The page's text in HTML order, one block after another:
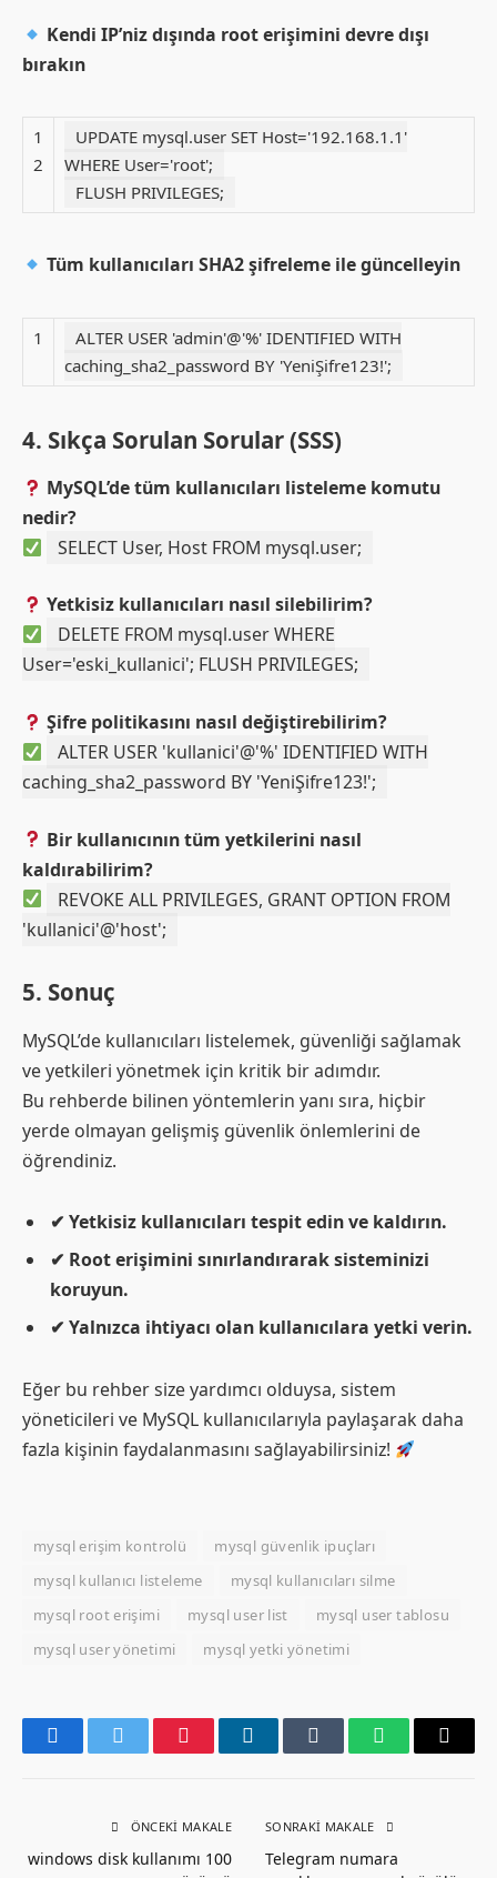
Kendi IP’niz dışında root erişimini devre dışı
bırakın
1
2
UPDATE mysql.user SET Host='192.168.1.1'
WHERE User='root';
FLUSH PRIVILEGES;
Tüm kullanıcıları SHA2 şifreleme ile güncelleyin
1
ALTER USER 'admin'@'%' IDENTIFIED WITH
caching_sha2_password BY 'YeniŞifre123!';
4. Sıkça Sorulan Sorular (SSS)
MySQL’de tüm kullanıcıları listeleme komutu
nedir?
SELECT User, Host FROM mysql.user;
Yetkisiz kullanıcıları nasıl silebilirim?
DELETE FROM mysql.user WHERE
User='eski_kullanici'; FLUSH PRIVILEGES;
Şifre politikasını nasıl değiştirebilirim?
ALTER USER 'kullanici'@'%' IDENTIFIED WITH
caching_sha2_password BY 'YeniŞifre123!';
Bir kullanıcının tüm yetkilerini nasıl
kaldırabilirim?
REVOKE ALL PRIVILEGES, GRANT OPTION FROM
'kullanici'@'host';
5. Sonuç
MySQL’de kullanıcıları listelemek, güvenliği sağlamak
ve yetkileri yönetmek için kritik bir adımdır.
Bu rehberde bilinen yöntemlerin yanı sıra, hiçbir
yerde olmayan gelişmiş güvenlik önlemlerini de
öğrendiniz.
✔ Yetkisiz kullanıcıları tespit edin ve kaldırın.
✔ Root erişimini sınırlandırarak sisteminizi
koruyun.
✔ Yalnızca ihtiyacı olan kullanıcılara yetki verin.
Eğer bu rehber size yardımcı olduysa, sistem
yöneticileri ve MySQL kullanıcılarıyla paylaşarak daha
fazla kişinin faydalanmasını sağlayabilirsiniz!
mysql erişim kontrolü
mysql güvenlik ipuçları
mysql kullanıcı listeleme
mysql kullanıcıları silme
mysql root erişimi
mysql user list
mysql user tablosu
mysql user yönetimi
mysql yetki yönetimi
FacebookTwitter PinterestLinkedInTumblr WhatsAppEmail
ÖNCEKI MAKALE
windows disk kullanımı 100
SONRAKI MAKALE
Telegram numara